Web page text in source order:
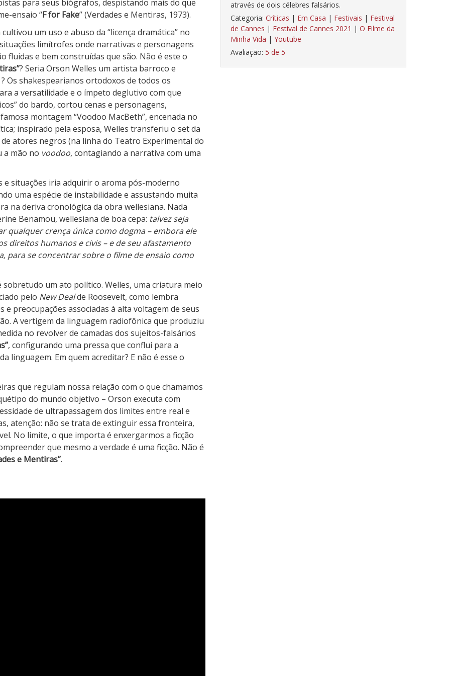
através de dois célebres falsários.
Categoria: Críticas | Em Casa | Festivais | Festival
de Cannes | Festival de Cannes 2021 | O Filme da
Minha Vida | Youtube
Avaliação: 5 de 5
para seus biógrafos, despistando mais do que
ensaio “F for Fake” (Verdades e Mentiras, 1973).
um uso e abuso da “licença dramática” no
limítrofes onde narrativas e personagens
fluidas e bem construídas que são. Não é este o
? Seria Orson Welles um artista barroco e
Os shakespearianos ortodoxos de todos os
a versatilidade e o ímpeto deglutivo com que
do bardo, cortou cenas e personagens,
montagem “Voodoo MacBeth”, encenada no
inspirado pela esposa, Welles transferiu o set da
atores negros (na linha do Teatro Experimental do
a mão no voodoo, contagiando a narrativa com uma
e situações iria adquirir o aroma pós-moderno
uma espécie de instabilidade e assustando muita
na deriva cronológica da obra wellesiana. Nada
Benamou, wellesiana de boa cepa: talvez seja
qualquer crença única como dogma – embora ele
humanos e civis – e de seu afastamento
para se concentrar sobre o filme de ensaio como
um ato político. Welles, uma criatura meio
pelo New Dealde Roosevelt, como lembra
preocupações associadas à alta voltagem de seus
A vertigem da linguagem radiofônica que produziu
no revolver de camadas dos sujeitos-falsários
, configurando uma pressa que conflui para a
linguagem. Em quem acreditar? E não é esse o
que regulam nossa relação com o que chamamos
do mundo objetivo – Orson executa com
de ultrapassagem dos limites entre real e
atenção: não se trata de extinguir essa fronteira,
No limite, o que importa é enxergarmos a ficção
que mesmo a verdade é uma ficção. Não é
e Mentiras”.